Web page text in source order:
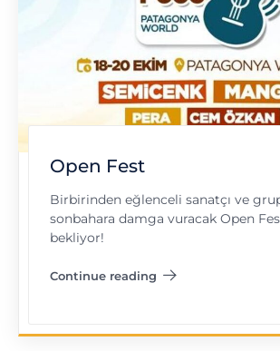
Open Fest
Birbirinden eğlenceli sanatçı ve
sonbahara damga vuracak Open
bekliyor!
Continue reading
"Open Fest"